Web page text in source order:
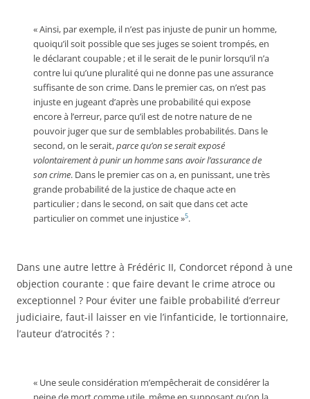
« Ainsi, par exemple, il n’est pas injuste de punir un homme,
quoiqu’il soit possible que ses juges se soient trompés, en
le déclarant coupable ; et il le serait de le punir lorsqu’il n’a
contre lui qu’une pluralité qui ne donne pas une assurance
suffisante de son crime. Dans le premier cas, on n’est pas
injuste en jugeant d’après une probabilité qui expose
encore à l’erreur, parce qu’il est de notre nature de ne
pouvoir juger que sur de semblables probabilités. Dans le
second, on le serait,parce qu’on se serait exposé
volontairement à punir un homme sans avoir l’assurance de
son crime. Dans le premier cas on a, en punissant, une très
grande probabilité de la justice de chaque acte en
particulier ; dans le second, on sait que dans cet acte
particulier on commet une injustice »5.
Dans une autre lettre à Frédéric II, Condorcet répond à une
objection courante : que faire devant le crime atroce ou
exceptionnel ? Pour éviter une faible probabilité d’erreur
judiciaire, faut-il laisser en vie l’infanticide, le tortionnaire,
l’auteur d’atrocités ? :
« Une seule considération m’empêcherait de considérer la